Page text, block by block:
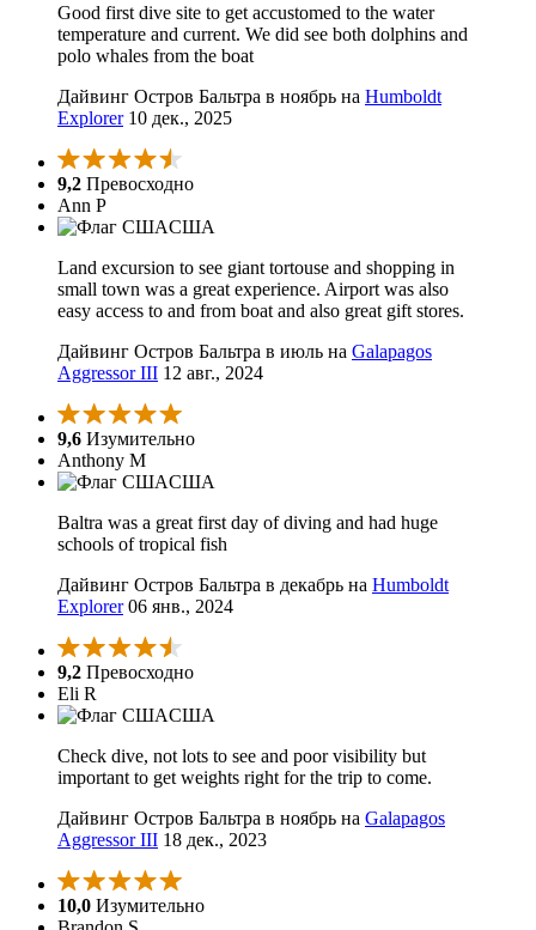
Good first dive site to get accustomed to the water
temperature and current. We did see both dolphins and
polo whales from the boat
Дайвинг Остров Бальтра в ноябрь на Humboldt
Explorer 10 дек., 2025
9,2 Превосходно
Ann P
США
Land excursion to see giant tortouse and shopping in
small town was a great experience. Airport was also
easy access to and from boat and also great gift stores.
Дайвинг Остров Бальтра в июль на Galapagos
Aggressor III 12 авг., 2024
9,6 Изумительно
Anthony M
США
Baltra was a great first day of diving and had huge
schools of tropical fish
Дайвинг Остров Бальтра в декабрь на Humboldt
Explorer 06 янв., 2024
9,2 Превосходно
Eli R
США
Check dive, not lots to see and poor visibility but
important to get weights right for the trip to come.
Дайвинг Остров Бальтра в ноябрь на Galapagos
Aggressor III 18 дек., 2023
10,0 Изумительно